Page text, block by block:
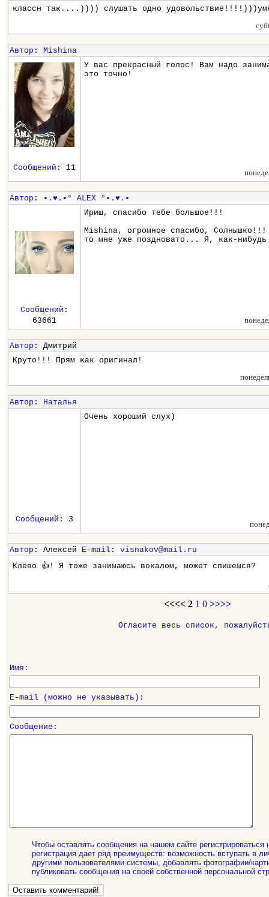
классн так....)))) слушать одно
Автор : Mishina
У вас прекрасный голос! Вам надо
это точно!
Сообщений : 11
Автор :
•.♥.•° ALEX °•.♥.•
Ириш, спасибо тебе большое!!!
Mishina, огромное спасибо,
то мне уже поздновато... Я, как-
Сообщений :
63661
Автор : Дмитрий
Круто!!! Прям как оригинал!
Автор : Наталья
Очень хороший слух)
Сообщений : 3
Автор : Алексей E-mail : visnakov@mail.ru
Клёво 👍! Я тоже занимаюсь вокалом, может спишемся?
<<<< 2 1 0 >>>>
Огласите весь список,
Имя:
E-mail (можно не указывать):
Сообщение:
Чтобы оставлять сообщения на нашем сайте регистрироваться
регистрация дает ряд преимуществ: возможность вступать в
другими пользователями системы, добавлять фотографии/
публиковать сообщения на своей собственной персональной